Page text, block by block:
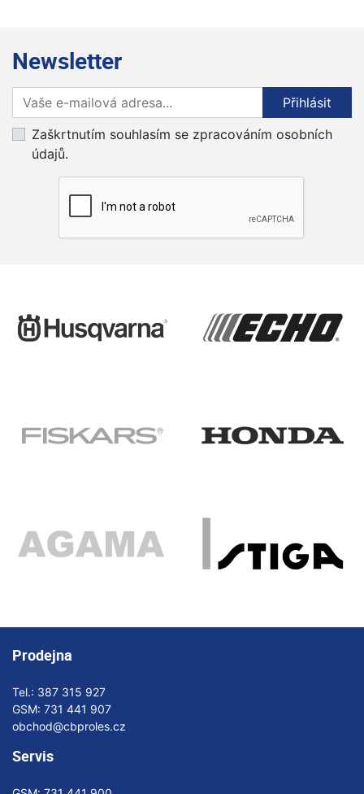
Newsletter
Přihlaste se k odběru novinek
Přihlásit
Zaškrtnutím souhlasím se zpracováním osobních
údajů.
Prodejna
Tel.: 387 315 927
GSM: 731 441 907
obchod@cbproles.cz
Servis